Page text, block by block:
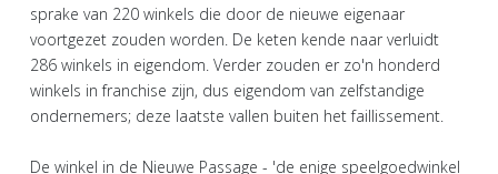
sprake van 220 winkels die door de nieuwe eigenaar
voortgezet zouden worden. De keten kende naar verluidt
286 winkels in eigendom. Verder zouden er zo'n honderd
winkels in franchise zijn, dus eigendom van zelfstandige
ondernemers; deze laatste vallen buiten het faillissement.
De winkel in de Nieuwe Passage - 'de enige speelgoedwinkel